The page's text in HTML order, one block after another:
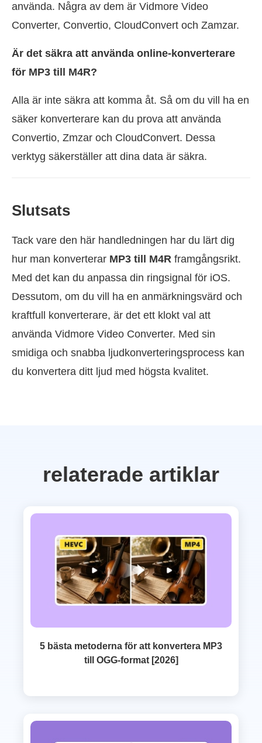
använda. Några av dem är Vidmore Video
Converter, Convertio, CloudConvert och Zamzar.
Är det säkra att använda online-konverterare
för MP3 till M4R?
Alla är inte säkra att komma åt. Så om du vill ha en
säker konverterare kan du prova att använda
Convertio, Zmzar och CloudConvert. Dessa
verktyg säkerställer att dina data är säkra.
Slutsats
Tack vare den här handledningen har du lärt dig
hur man konverterar MP3 till M4R framgångsrikt.
Med det kan du anpassa din ringsignal för iOS.
Dessutom, om du vill ha en anmärkningsvärd och
kraftfull konverterare, är det ett klokt val att
använda Vidmore Video Converter. Med sin
smidiga och snabba ljudkonverteringsprocess kan
du konvertera ditt ljud med högsta kvalitet.
relaterade artiklar
5 bästa metoderna för att konvertera MP3
till OGG-format [2026]